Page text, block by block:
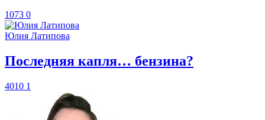
1073 0
Юлия Латипова
​Последняя капля… бензина?
4010 1